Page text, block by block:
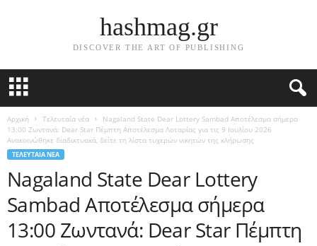
hashmag.gr
DISCOVER THE ART OF PUBLISHING
Αρχική Τελευταία νέα
Nagaland State Dear Lottery Sambad Αποτέλεσμα σήμερα
13:00 Ζωντανά: Dear Star Πέμπτη Αποτέλεσμα Λοταρίας για τις 9 Ιουλίου 2026
Ανακοινώθηκε διαδικτυακά, δείτε τη λίστα τυχερών νικητών της κλήρωσης
ΤΕΛΕΥΤΑΊΑ ΝΈΑ
Nagaland State Dear Lottery
Sambad Αποτέλεσμα σήμερα
13:00 Ζωντανά: Dear Star Πέμπτη